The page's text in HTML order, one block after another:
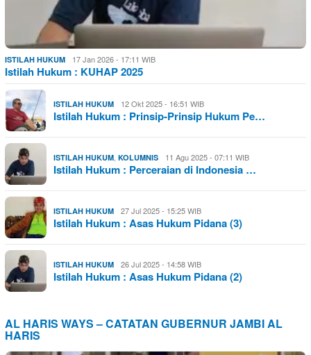
ISTILAH HUKUM 17 Jan 2026 - 17:11 WIB
Istilah Hukum : KUHAP 2025
ISTILAH HUKUM 12 Okt 2025 - 16:51 WIB
Istilah Hukum : Prinsip-Prinsip Hukum Pe…
ISTILAH HUKUM, KOLUMNIS 11 Agu 2025 - 07:11 WIB
Istilah Hukum : Perceraian di Indonesia …
ISTILAH HUKUM 27 Jul 2025 - 15:25 WIB
Istilah Hukum : Asas Hukum Pidana (3)
ISTILAH HUKUM 26 Jul 2025 - 14:58 WIB
Istilah Hukum : Asas Hukum Pidana (2)
AL HARIS WAYS – CATATAN GUBERNUR JAMBI AL
HARIS